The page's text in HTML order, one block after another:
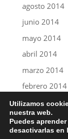
agosto 2014
junio 2014
mayo 2014
abril 2014
marzo 2014
febrero 2014
abril 2013
Utilizamos
nuestra web.
Puedes
desactivarlas en